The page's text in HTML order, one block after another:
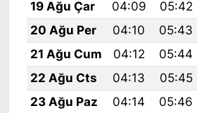
19 Ağu Çar
04:09 05:42
20 Ağu Per
04:10 05:43
21 Ağu Cum
04:12 05:44
22 Ağu Cts
04:13 05:45
23 Ağu Paz
04:14 05:46